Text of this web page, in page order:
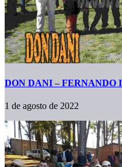
DON DANI – FERNANDO
1 de agosto de 2022